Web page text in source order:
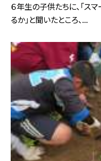
６年生の子供たちに、「ス
るか」と聞いたところ、...